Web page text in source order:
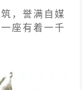
，誉满自媒
座有着一千